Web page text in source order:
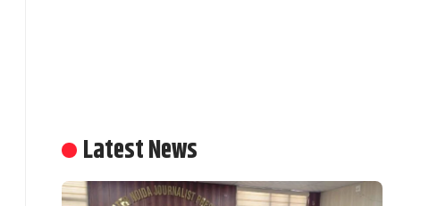
Latest News